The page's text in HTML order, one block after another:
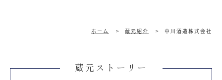
ホーム > 蔵元紹介 > 中川酒造株式会社
蔵元ストーリー